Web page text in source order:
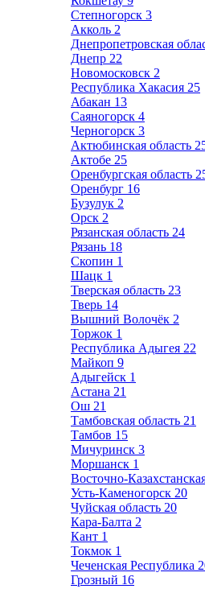
Степногорск 3
Акколь 2
Днепропетровская
Днепр 22
Новомосковск 2
Республика Хакасия 25
Абакан 13
Саяногорск 4
Черногорск 3
Актюбинская область
Актобе 25
Оренбургская область
Оренбург 16
Бузулук 2
Орск 2
Рязанская область 24
Рязань 18
Скопин 1
Шацк 1
Тверская область 23
Тверь 14
Вышний Волочёк 2
Торжок 1
Республика Адыгея 22
Майкоп 9
Адыгейск 1
Астана 21
Ош 21
Тамбовская область 21
Тамбов 15
Мичуринск 3
Моршанск 1
Восточно-
Усть-Каменогорск 20
Чуйская область 20
Кара-Балта 2
Кант 1
Токмок 1
Чеченская Республика
Грозный 16